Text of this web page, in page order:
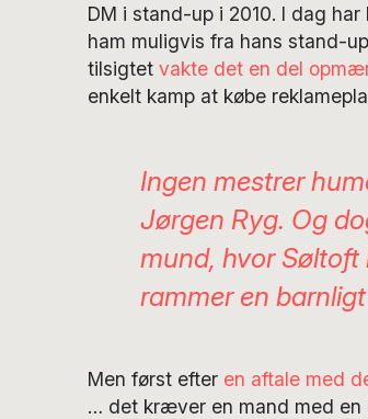
DM i stand-up i 2010. I dag
ham muligvis fra hans stand-
tilsigtet vakte det en del
enkelt kamp at købe
Ingen mestrer
Jørgen Ryg. Og
mund, hvor
rammer en
Men først efter en aftale med
… det kræver en mand med